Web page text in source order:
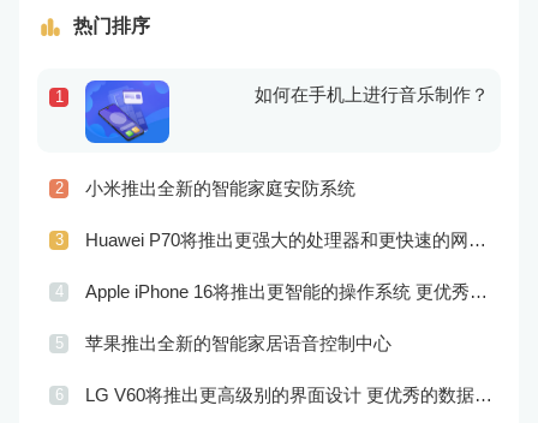
热门排序
1 如何在手机上进行音乐制作？
2 小米推出全新的智能家庭安防系统
3 Huawei P70将推出更强大的处理器和更快速的网络连接
4 Apple iPhone 16将推出更智能的操作系统 更优秀的音频效果
5 苹果推出全新的智能家居语音控制中心
6 LG V60将推出更高级别的界面设计 更优秀的数据隐私保护